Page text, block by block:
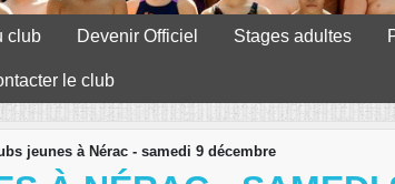
club Devenir Officiel Stages adultes
le club
jeunes à Nérac - samedi 9 décembre